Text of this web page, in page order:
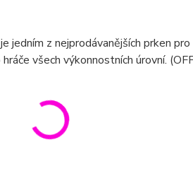
jedním z nejprodávanějších prken
všech výkonnostních úrovní.